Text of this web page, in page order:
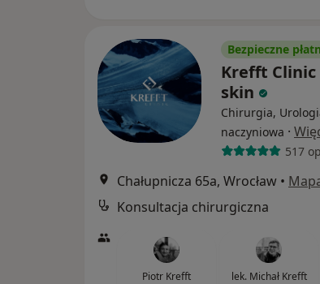
Bezpieczne
Krefft
skin
Chirurgia,
naczyniowa ·
517
Chałupnicza 65a, Wrocław •
Konsultacja chirurgiczna
Piotr Krefft
lek. Michał Krefft